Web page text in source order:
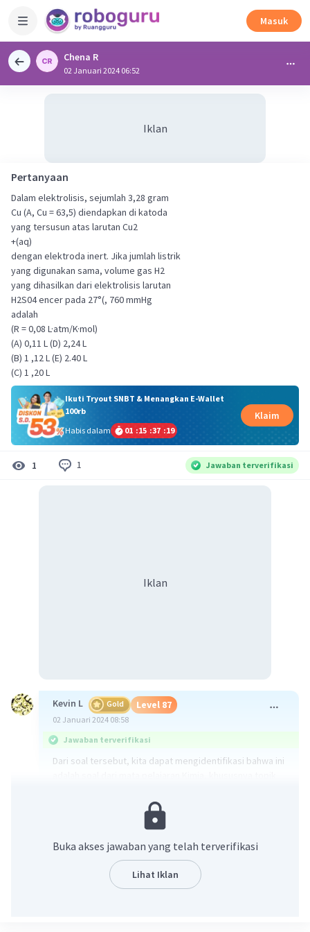
Masuk
Chena R
02 Januari 2024 06:52
Iklan
Pertanyaan
Dalam elektrolisis, sejumlah 3,28 gram
Cu (A, Cu = 63,5) diendapkan di katoda
yang tersusun atas larutan Cu2
+(aq)
dengan elektroda inert. Jika jumlah listrik
yang digunakan sama, volume gas H2
yang dihasilkan dari elektrolisis larutan
H2S04 encer pada 27°(, 760 mmHg
adalah
(R = 0,08 L·atm/K·mol)
(A) 0,11 L (D) 2,24 L
(B) 1 ,12 L (E) 2.40 L
(C) 1 ,20 L
Ikuti Tryout SNBT & Menangkan E-Wallet
100rb
Habis dalam
01 :15 :37 :18
Klaim
1 1 Jawaban terverifikasi
Iklan
Kevin L Gold Level 87
02 Januari 2024 08:58
Jawaban terverifikasi
Dari soal tersebut, kita dapat mengidentifikasi bahwa ini
adalah perhitungan jumlah mol elektron yang mengalir
dalam rangkaian listrik sel elektrokimia dan perhitungan
volume gas dengan persamaan gas ideal.
1. Pertama, kita perlu menghitung jumlah mol elektron
yang mengalir dalam sel pertama. Reaksi yang terjadi
Buka akses jawaban yang telah terverifikasi
Lihat Iklan